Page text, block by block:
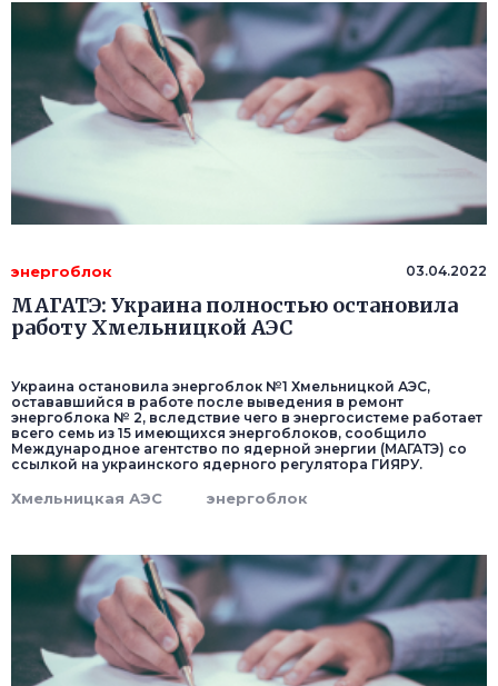
энергоблок 03.04.2022
МАГАТЭ: Украина полностью остановила
работу Хмельницкой АЭС
Украина остановила энергоблок №1 Хмельницкой АЭС,
остававшийся в работе после выведения в ремонт
энергоблока № 2, вследствие чего в энергосистеме работает
всего семь из 15 имеющихся энергоблоков, сообщило
Международное агентство по ядерной энергии (МАГАТЭ) со
ссылкой на украинского ядерного регулятора ГИЯРУ.
Хмельницкая АЭС энергоблок